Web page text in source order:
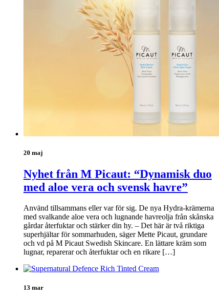
20 maj
Nyhet från M Picaut: “Dynamisk duo
med aloe vera och svensk havre”
Använd tillsammans eller var för sig. De nya Hydra-krämerna
med svalkande aloe vera och lugnande havreolja från skånska
gårdar återfuktar och stärker din hy. – Det här är två riktiga
superhjältar för sommarhuden, säger Mette Picaut, grundare
och vd på M Picaut Swedish Skincare. En lättare kräm som
lugnar, reparerar och återfuktar och en rikare […]
13 mar